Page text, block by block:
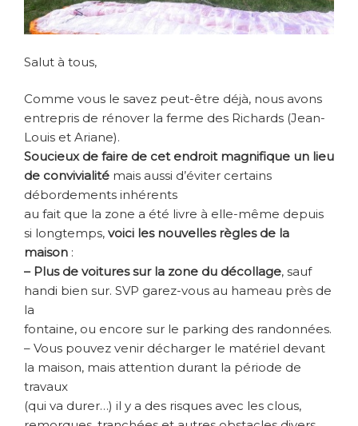
Salut à tous,
Comme vous le savez peut-être déjà, nous avons
entrepris de rénover la ferme des Richards (Jean-
Louis et Ariane).
Soucieux de faire de cet endroit magnifique un lieu
de convivialité mais aussi d’éviter certains
débordements inhérents
au fait que la zone a été livre à elle-même depuis
si longtemps, voici les nouvelles règles de la
maison :
– Plus de voitures sur la zone du décollage, sauf
handi bien sur. SVP garez-vous au hameau près de
la
fontaine, ou encore sur le parking des randonnées.
– Vous pouvez venir décharger le matériel devant
la maison, mais attention durant la période de
travaux
(qui va durer…) il y a des risques avec les clous,